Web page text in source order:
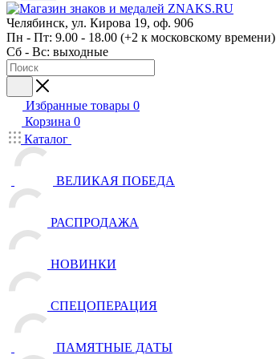
Челябинск, ул. Кирова 19, оф. 906
Пн - Пт: 9.00 - 18.00 (+2 к московскому времени)
Сб - Вс: выходные
Избранные товары 0
Корзина 0
Каталог
ВЕЛИКАЯ ПОБЕДА
РАСПРОДАЖА
НОВИНКИ
СПЕЦОПЕРАЦИЯ
ПАМЯТНЫЕ ДАТЫ